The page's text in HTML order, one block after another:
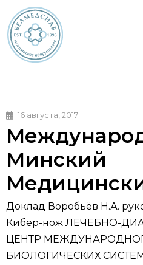
16 августа, 2017
Минский
Доклад Воробьёв Н.А.
Кибер-нож ЛЕЧЕБНО-
ЦЕНТР
БИОЛОГИЧЕСКИХ